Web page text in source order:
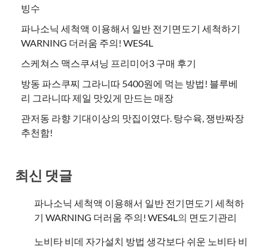
빙수
파나소닉 세척액 이용해서 일반 전기면도기 세척하기
WARNING 더러움 주의! WES4L
스케쳐스 맥스쿠셔닝 프리미어3 구매 후기
방동 파스쿠찌 그라니따 5400원에 먹는 방법! 블루베
리 그라니따 제일 맛있게 만드는 매장
관저동 라향 기대이상의 맛집이였다. 탕수육, 쟁반짜장
추천함!
최신 댓글
파나소닉 세척액 이용해서 일반 전기면도기 세척하
기 WARNING 더러움 주의! WES4L의 면도기관리
노비타 비데 자가설치 방법 생각보다 쉬운 노비타 비